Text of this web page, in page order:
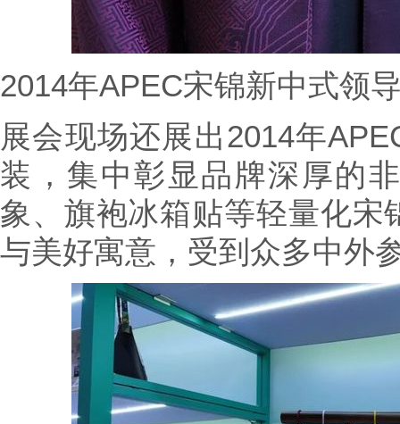
2014年APEC宋锦新中式领
展会现场还展出2014年
装，集中彰显品牌深厚的
象、旗袍冰箱贴等轻量化
与美好寓意，受到众多中外